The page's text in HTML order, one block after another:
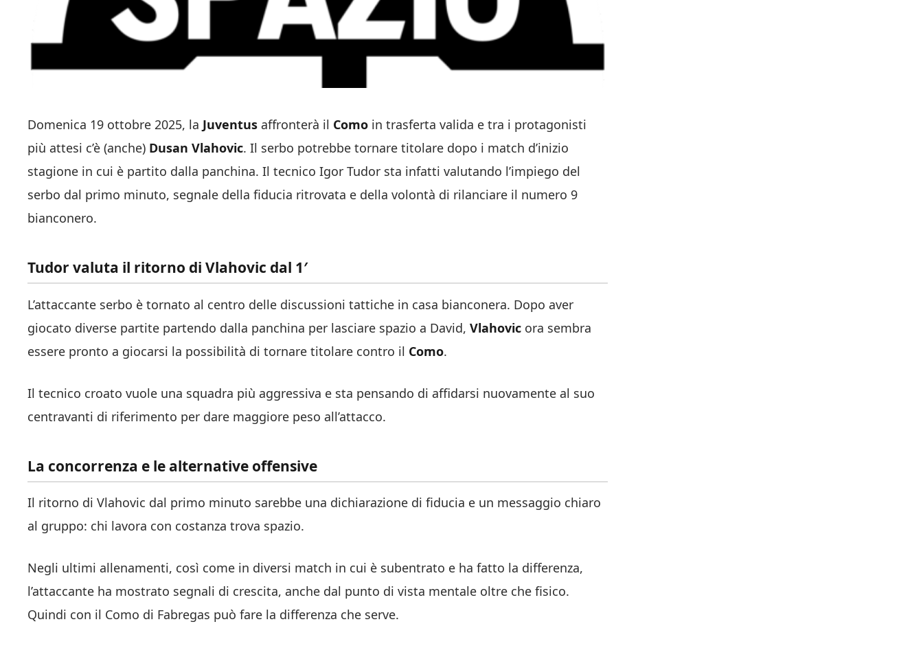
Domenica 19 ottobre 2025, la Juventus affronterà il Como in trasferta valida e tra i protagonisti
più attesi c’è (anche) Dusan Vlahovic. Il serbo potrebbe tornare titolare dopo i match d’inizio
stagione in cui è partito dalla panchina. Il tecnico Igor Tudor sta infatti valutando l’impiego del
serbo dal primo minuto, segnale della fiducia ritrovata e della volontà di rilanciare il numero 9
bianconero.
Tudor valuta il ritorno di Vlahovic dal 1′
L’attaccante serbo è tornato al centro delle discussioni tattiche in casa bianconera. Dopo aver
giocato diverse partite partendo dalla panchina per lasciare spazio a David, Vlahovic ora sembra
essere pronto a giocarsi la possibilità di tornare titolare contro il Como.
Il tecnico croato vuole una squadra più aggressiva e sta pensando di affidarsi nuovamente al suo
centravanti di riferimento per dare maggiore peso all’attacco.
La concorrenza e le alternative offensive
Il ritorno di Vlahovic dal primo minuto sarebbe una dichiarazione di fiducia e un messaggio chiaro
al gruppo: chi lavora con costanza trova spazio.
Negli ultimi allenamenti, così come in diversi match in cui è subentrato e ha fatto la differenza,
l’attaccante ha mostrato segnali di crescita, anche dal punto di vista mentale oltre che fisico.
Quindi con il Como di Fabregas può fare la differenza che serve.